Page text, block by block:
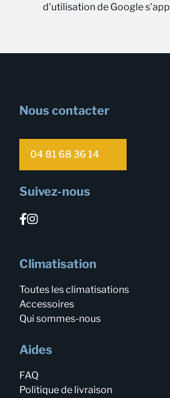
d'utilisation de Google
Nous contacter
04 81 68 36 14
Suivez-nous
Climatisation
Toutes les climatisations
Accessoires
Qui sommes-nous
Aides
FAQ
Politique de livraison